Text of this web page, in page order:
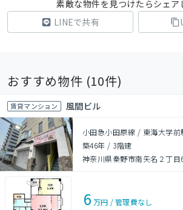
素敵な物件を見つけたらシェア
LINEで共有
おすすめ物件 (10件)
賃貸マンション 風間ビル
小田急小田原線 / 東海大学前
築46年 / 3階建
神奈川県秦野市南矢名２丁目
6 万円 /管理費なし